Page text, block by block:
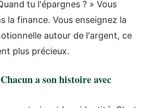
tu l'épargnes ? » Vous
la finance. Vous enseignez la
autour de l'argent, ce
plus précieux.
a son histoire avec